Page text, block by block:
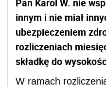
innym i nie miał
ubezpieczeniem
rozliczeniach
składkę do
W ramach